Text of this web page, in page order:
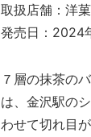
取扱店舗：洋
発売日：2024
７層の抹茶の
は、金沢駅の
わせて切れ目